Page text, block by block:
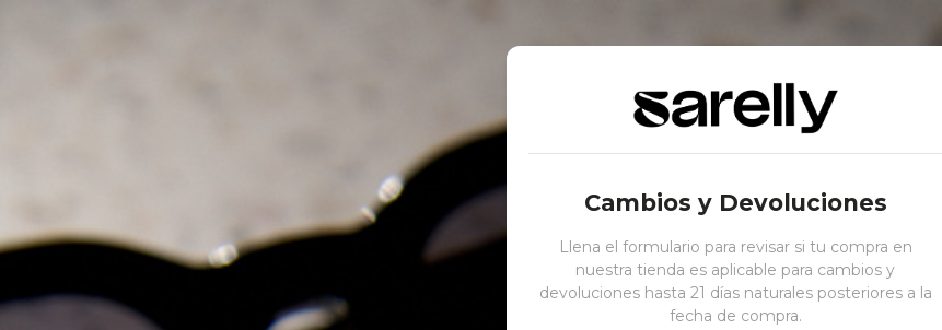
Cambios y Devoluciones
Llena el formulario para revisar si tu compra en
nuestra tienda es aplicable para cambios y
devoluciones hasta 21 días naturales posteriores a la
fecha de compra.